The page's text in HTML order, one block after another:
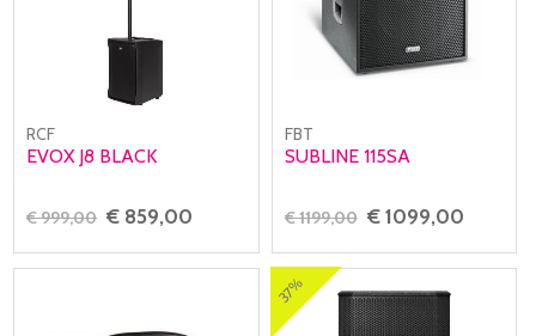
RCF
EVOX J8 BLACK
€ 999,00 € 859,00
FBT
SUBLINE 115SA
€ 1199,00 € 1099,00
37%